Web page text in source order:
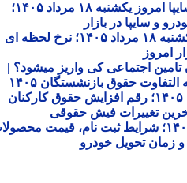
قیمت خودرو ایران خودرو و سایپا امروز یکشنبه ۱۸ مرداد ۱۴۰۵؛
در بازار
قیمت طلای ۱۸ عیار امروز یکشنبه ۱۸ مرداد ۱۴۰۵؛ نرخ لحظه ای
اجتماعی کی واریز میشود؟ |
حقوق بازنشستگان ۱۴۰۵
اخبار افزایش حقوق کارمندان ۱۴۰۵؛ رقم افزایش حقوق کارکنان
تغییرات فیش حقوقی
طرح فروش مدیران خودرو ۱۴۰۵؛ شرایط ثبت نام، قیمت محصولات